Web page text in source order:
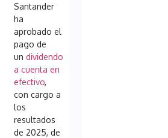
Santander
ha
aprobado el
pago de
undividendo
a cuenta en
efectivo,
con cargo a
los
resultados
de 2025, de